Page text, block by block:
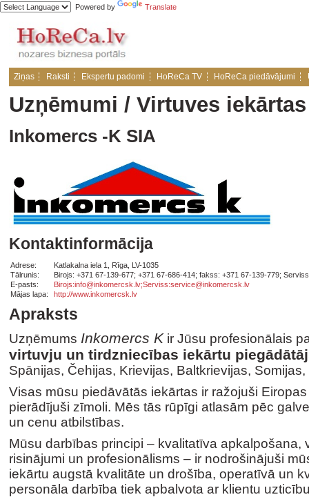
Powered by Translate
Ziņas Raksti Ekspertu padomi HoReCa TV HoReCa piedāvājumi
Uzņēmumi / Virtuves iekārtas
Inkomercs -K SIA
Kontaktinformācija
Adrese:
Katlakalna iela 1, Rīga, LV-1035
Tālrunis:
Birojs: +371 67-139-677; +371 67-686-414; fakss: +371 67-139-779;
E-pasts:
Birojs:info@inkomercsk.lv;Serviss:service@inkomercsk.lv
Mājas lapa:
http://www.inkomercsk.lv
Apraksts
Uzņēmums Inkomercs Kir Jūsu profesionālais
virtuvju un tirdzniecības iekārtu
Spānijas, Čehijas, Krievijas, Baltkrievijas,
Visas mūsu piedāvātās iekārtas ir ražojuši
pierādījuši zīmoli. Mēs tās rūpīgi atlasām pēc
un cenu atbilstības.
Mūsu darbības principi – kvalitatīva apkalpošana,
risinājumi un profesionālisms – ir nodrošinājuši
iekārtu augstā kvalitāte un drošība, operatīvā un
personāla darbība tiek apbalvota ar klientu